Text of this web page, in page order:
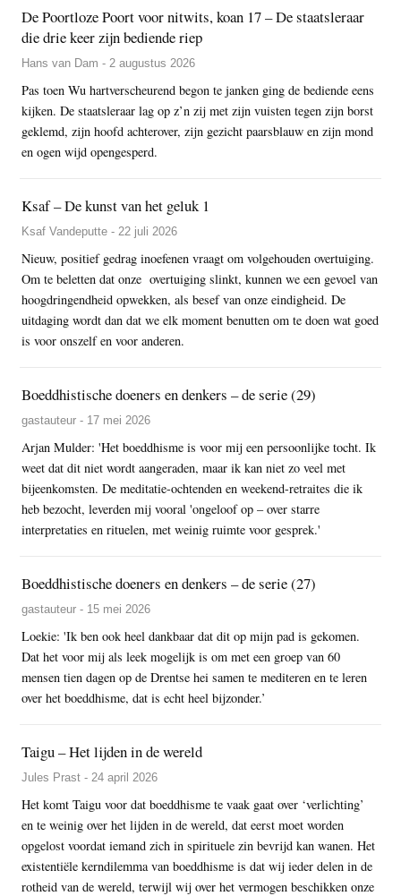
De Poortloze Poort voor nitwits, koan 17 – De staatsleraar
die drie keer zijn bediende riep
Hans van Dam - 2 augustus 2026
Pas toen Wu hartverscheurend begon te janken ging de bediende eens
kijken. De staatsleraar lag op z’n zij met zijn vuisten tegen zijn borst
geklemd, zijn hoofd achterover, zijn gezicht paarsblauw en zijn mond
en ogen wijd opengesperd.
Ksaf – De kunst van het geluk 1
Ksaf Vandeputte - 22 juli 2026
Nieuw, positief gedrag inoefenen vraagt om volgehouden overtuiging.
Om te beletten dat onze overtuiging slinkt, kunnen we een gevoel van
hoogdringendheid opwekken, als besef van onze eindigheid. De
uitdaging wordt dan dat we elk moment benutten om te doen wat goed
is voor onszelf en voor anderen.
Boeddhistische doeners en denkers – de serie (29)
gastauteur - 17 mei 2026
Arjan Mulder: 'Het boeddhisme is voor mij een persoonlijke tocht. Ik
weet dat dit niet wordt aangeraden, maar ik kan niet zo veel met
bijeenkomsten. De meditatie-ochtenden en weekend-retraites die ik
heb bezocht, leverden mij vooral 'ongeloof op – over starre
interpretaties en rituelen, met weinig ruimte voor gesprek.'
Boeddhistische doeners en denkers – de serie (27)
gastauteur - 15 mei 2026
Loekie: 'Ik ben ook heel dankbaar dat dit op mijn pad is gekomen.
Dat het voor mij als leek mogelijk is om met een groep van 60
mensen tien dagen op de Drentse hei samen te mediteren en te leren
over het boeddhisme, dat is echt heel bijzonder.’
Taigu – Het lijden in de wereld
Jules Prast - 24 april 2026
Het komt Taigu voor dat boeddhisme te vaak gaat over ‘verlichting’
en te weinig over het lijden in de wereld, dat eerst moet worden
opgelost voordat iemand zich in spirituele zin bevrijd kan wanen. Het
existentiële kerndilemma van boeddhisme is dat wij ieder delen in de
rotheid van de wereld, terwijl wij over het vermogen beschikken onze